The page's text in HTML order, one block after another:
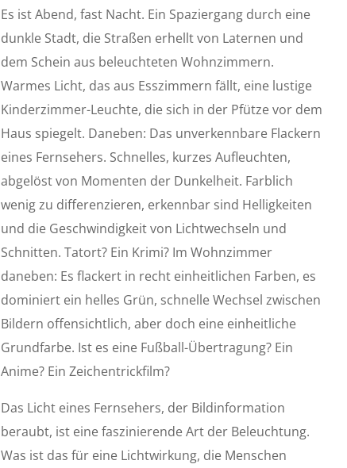
Es ist Abend, fast Nacht. Ein Spaziergang durch eine
dunkle Stadt, die Straßen erhellt von Laternen und
dem Schein aus beleuchteten Wohnzimmern.
Warmes Licht, das aus Esszimmern fällt, eine lustige
Kinderzimmer-Leuchte, die sich in der Pfütze vor dem
Haus spiegelt. Daneben: Das unverkennbare Flackern
eines Fernsehers. Schnelles, kurzes Aufleuchten,
abgelöst von Momenten der Dunkelheit. Farblich
wenig zu differenzieren, erkennbar sind Helligkeiten
und die Geschwindigkeit von Lichtwechseln und
Schnitten. Tatort? Ein Krimi? Im Wohnzimmer
daneben: Es flackert in recht einheitlichen Farben, es
dominiert ein helles Grün, schnelle Wechsel zwischen
Bildern offensichtlich, aber doch eine einheitliche
Grundfarbe. Ist es eine Fußball-Übertragung? Ein
Anime? Ein Zeichentrickfilm?
Das Licht eines Fernsehers, der Bildinformation
beraubt, ist eine faszinierende Art der Beleuchtung.
Was ist das für eine Lichtwirkung, die Menschen